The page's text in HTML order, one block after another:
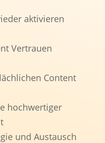
aktivieren
Vertrauen
Content
hochwertiger
und Austausch